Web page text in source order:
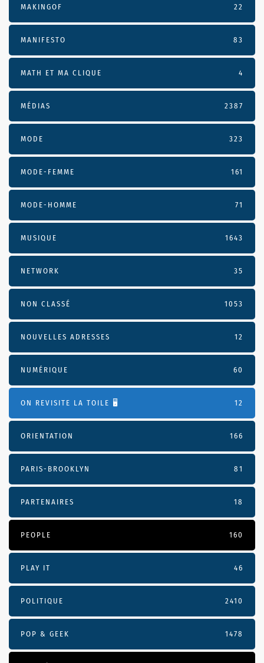
MAKINGOF 22
MANIFESTO 83
MATH ET MA CLIQUE 4
MÉDIAS 2387
MODE 323
MODE-FEMME 161
MODE-HOMME 71
MUSIQUE 1643
NETWORK 35
NON CLASSÉ 1053
NOUVELLES ADRESSES 12
NUMÉRIQUE 60
ON REVISITE LA TOILE 🖥️ 12
ORIENTATION 166
PARIS-BROOKLYN 81
PARTENAIRES 18
PEOPLE 160
PLAY IT 46
POLITIQUE 2410
POP & GEEK 1478